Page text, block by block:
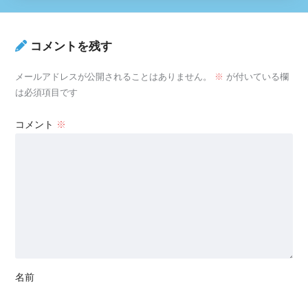
コメントを残す
メールアドレスが公開されることはありません。 ※ が付いている欄
は必須項目です
コメント ※
名前